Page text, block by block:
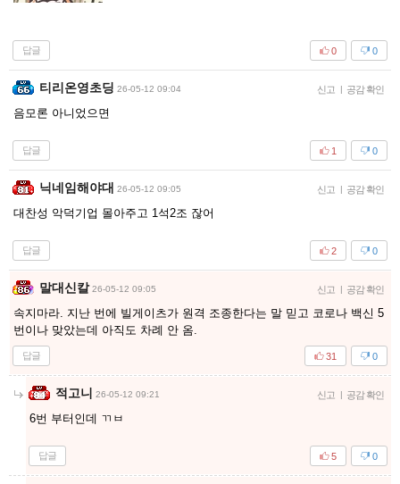
답글 0
0
티리온영초딩 26-05-12 09:04 신고 | 공감 확인
음모론 아니었으면
답글 0
1
닉네임해야대 26-05-12 09:05 신고 | 공감 확인
대찬성 악덕기업 몰아주고 1석2조 잖어
답글 0
2
말대신칼 26-05-12 09:05 신고 | 공감 확인
속지마라. 지난 번에 빌게이츠가 원격 조종한다는 말 믿고 코로나 백신 5
번이나 맞았는데 아직도 차례 안 옴.
답글 0
31
적고니 26-05-12 09:21 신고 | 공감 확인
6번 부터인데 ㄲㅂ
답글 0
5